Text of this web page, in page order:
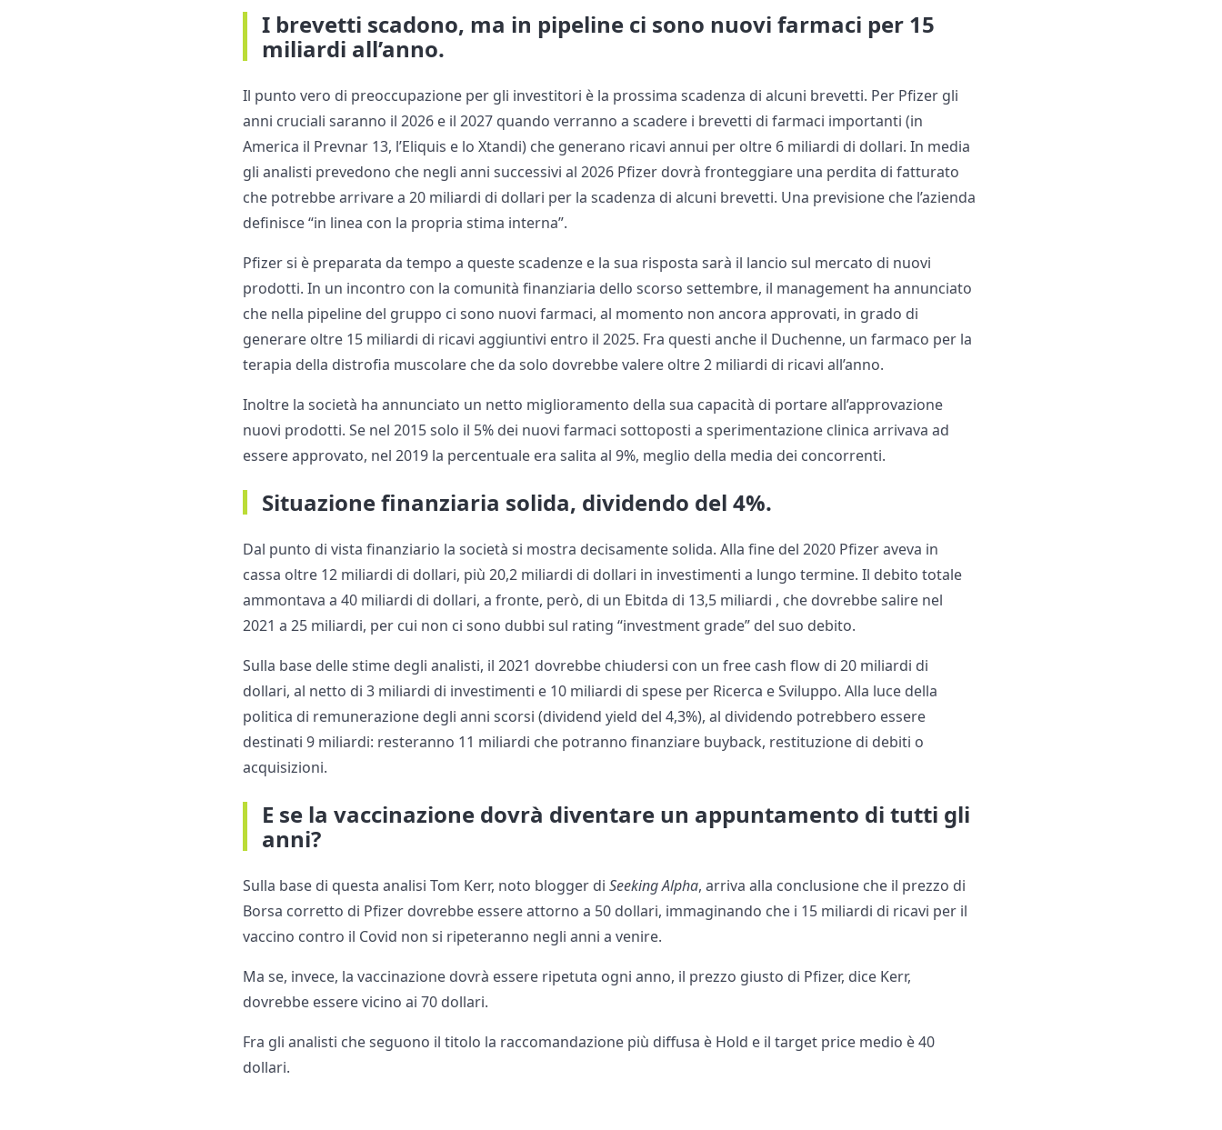
I brevetti scadono, ma in pipeline ci sono nuovi farmaci per 15
miliardi all’anno.
Il punto vero di preoccupazione per gli investitori è la prossima scadenza di alcuni brevetti. Per Pfizer gli
anni cruciali saranno il 2026 e il 2027 quando verranno a scadere i brevetti di farmaci importanti (in
America il Prevnar 13, l’Eliquis e lo Xtandi) che generano ricavi annui per oltre 6 miliardi di dollari. In media
gli analisti prevedono che negli anni successivi al 2026 Pfizer dovrà fronteggiare una perdita di fatturato
che potrebbe arrivare a 20 miliardi di dollari per la scadenza di alcuni brevetti. Una previsione che l’azienda
definisce “in linea con la propria stima interna”.
Pfizer si è preparata da tempo a queste scadenze e la sua risposta sarà il lancio sul mercato di nuovi
prodotti. In un incontro con la comunità finanziaria dello scorso settembre, il management ha annunciato
che nella pipeline del gruppo ci sono nuovi farmaci, al momento non ancora approvati, in grado di
generare oltre 15 miliardi di ricavi aggiuntivi entro il 2025. Fra questi anche il Duchenne, un farmaco per la
terapia della distrofia muscolare che da solo dovrebbe valere oltre 2 miliardi di ricavi all’anno.
Inoltre la società ha annunciato un netto miglioramento della sua capacità di portare all’approvazione
nuovi prodotti. Se nel 2015 solo il 5% dei nuovi farmaci sottoposti a sperimentazione clinica arrivava ad
essere approvato, nel 2019 la percentuale era salita al 9%, meglio della media dei concorrenti.
Situazione finanziaria solida, dividendo del 4%.
Dal punto di vista finanziario la società si mostra decisamente solida. Alla fine del 2020 Pfizer aveva in
cassa oltre 12 miliardi di dollari, più 20,2 miliardi di dollari in investimenti a lungo termine. Il debito totale
ammontava a 40 miliardi di dollari, a fronte, però, di un Ebitda di 13,5 miliardi , che dovrebbe salire nel
2021 a 25 miliardi, per cui non ci sono dubbi sul rating “investment grade” del suo debito.
Sulla base delle stime degli analisti, il 2021 dovrebbe chiudersi con un free cash flow di 20 miliardi di
dollari, al netto di 3 miliardi di investimenti e 10 miliardi di spese per Ricerca e Sviluppo. Alla luce della
politica di remunerazione degli anni scorsi (dividend yield del 4,3%), al dividendo potrebbero essere
destinati 9 miliardi: resteranno 11 miliardi che potranno finanziare buyback, restituzione di debiti o
acquisizioni.
E se la vaccinazione dovrà diventare un appuntamento di tutti gli
anni?
Sulla base di questa analisi Tom Kerr, noto blogger diSeeking Alpha, arriva alla conclusione che il prezzo di
Borsa corretto di Pfizer dovrebbe essere attorno a 50 dollari, immaginando che i 15 miliardi di ricavi per il
vaccino contro il Covid non si ripeteranno negli anni a venire.
Ma se, invece, la vaccinazione dovrà essere ripetuta ogni anno, il prezzo giusto di Pfizer, dice Kerr,
dovrebbe essere vicino ai 70 dollari.
Fra gli analisti che seguono il titolo la raccomandazione più diffusa è Hold e il target price medio è 40
dollari.